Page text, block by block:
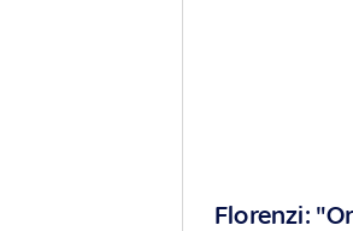
Florenzi: